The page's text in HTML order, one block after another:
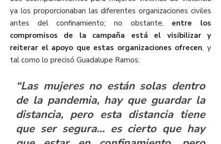
ya los proporcionaban las diferentes organizaciones civiles
antes del confinamiento; no obstante, entre los
compromisos de la campaña está el visibilizar y
reiterar el apoyo que estas organizaciones ofrecen, y
tal como lo precisó Guadalupe Ramos:
“Las mujeres no están solas dentro
de la pandemia, hay que guardar la
distancia, pero esta distancia tiene
que ser segura… es cierto que hay